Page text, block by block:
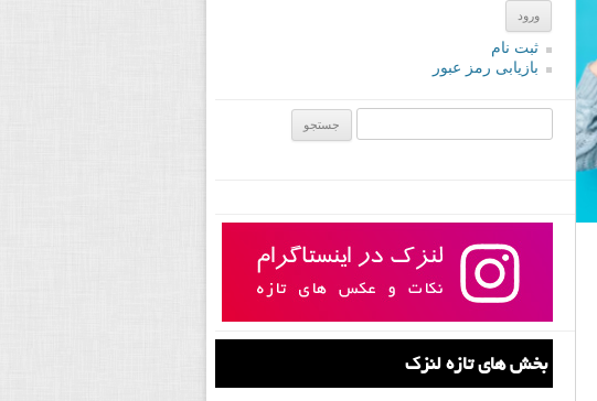
ثبت نام
بازیابی رمز عبور
بخش های تازه لنزک